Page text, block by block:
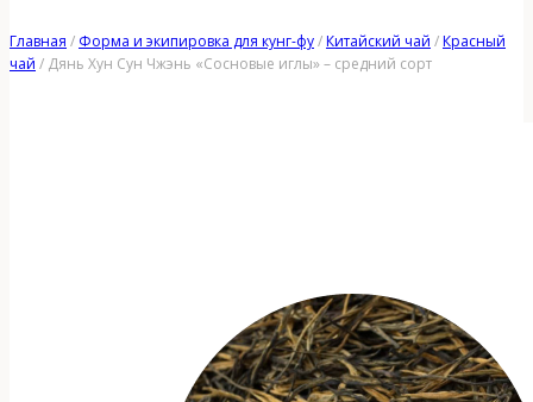
Главная / Форма и экипировка для кунг-фу/Китайский чай /Красный
чай / Дянь Хун Сун Чжэнь «Сосновые иглы» – средний сорт